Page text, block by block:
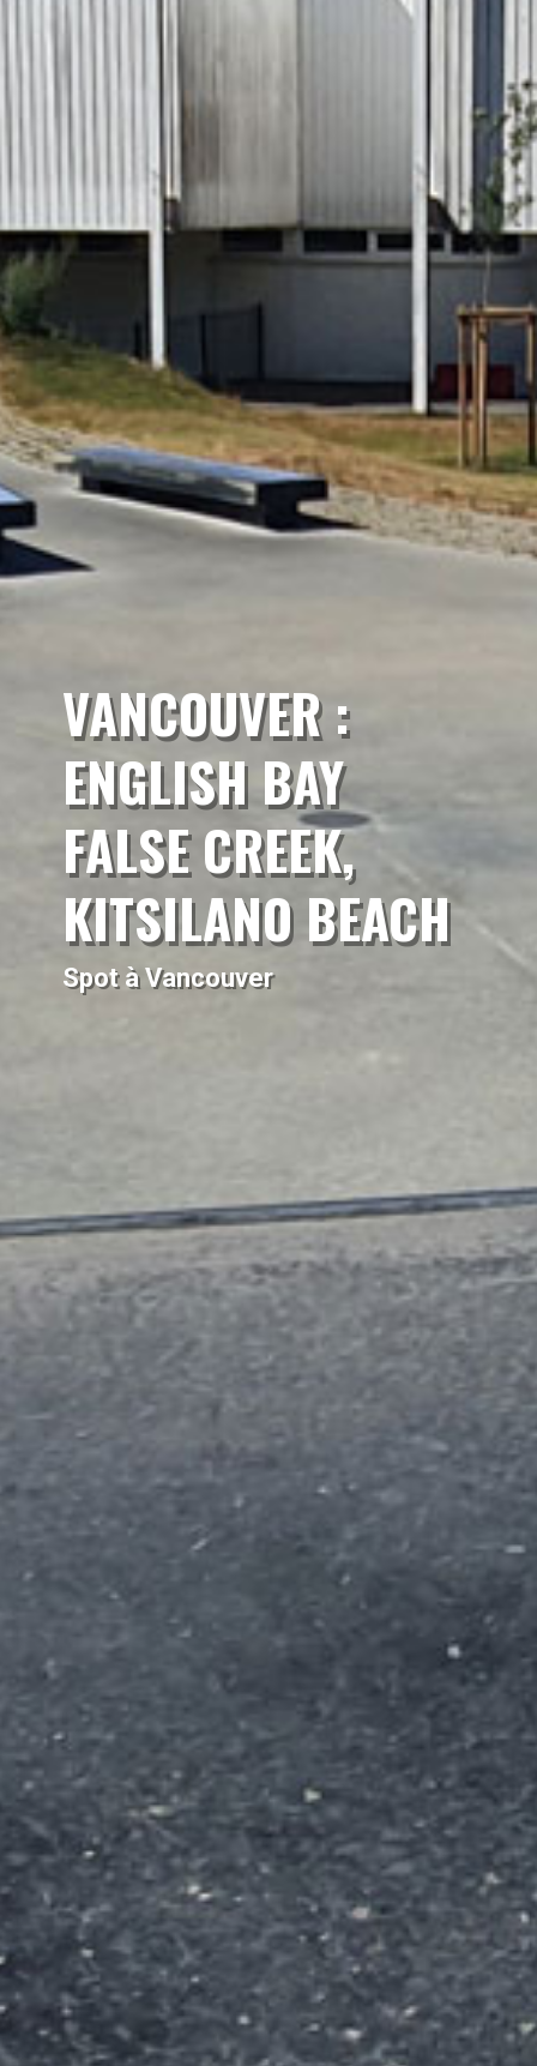
VANCOUVER :
ENGLISH BAY
FALSE CREEK,
KITSILANO BEACH
Spot à Vancouver